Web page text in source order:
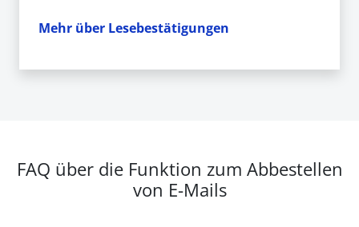
Mehr über Lesebestätigungen
FAQ über die Funktion zum Abbestellen
von E-Mails